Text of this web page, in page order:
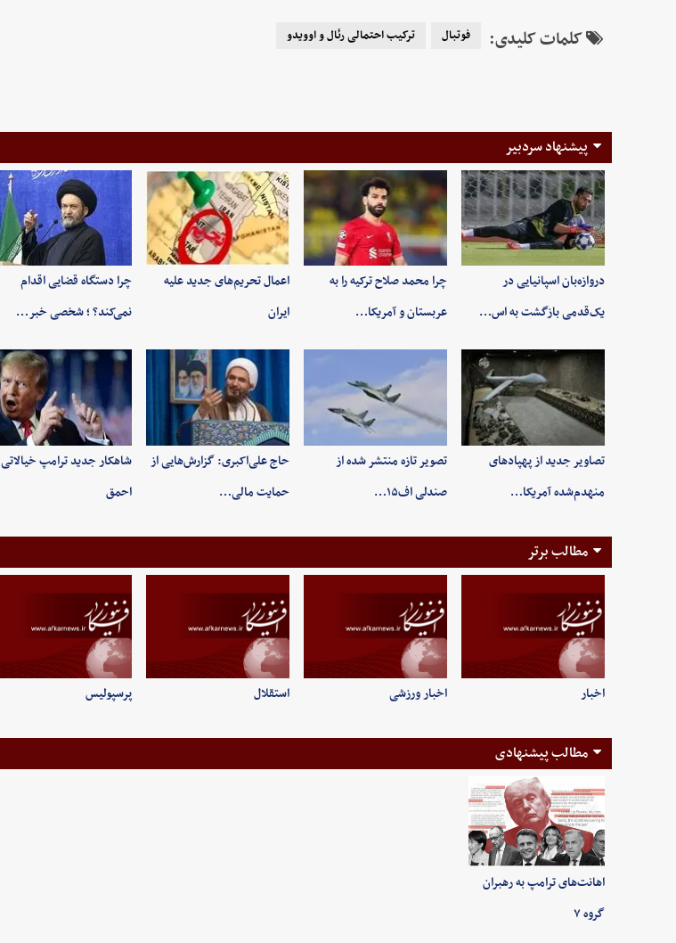
کلمات کلیدی: فوتبال ترکیب احتمالی رئال و اوویدو
پیشنهاد سردبیر
دروازه‌بان اسپانیایی در
یک‌قدمی بازگشت به اس…
چرا محمد صلاح ترکیه را به
عربستان و آمریکا…
اعمال تحریم‌های جدید علیه
ایران
چرا دستگاه قضایی اقدام
نمی‌کند؟ ؛ شخصی خبر…
تصاویر جدید از پهپادهای
منهدم‌شده آمریکا…
تصویر تازه منتشر شده از
صندلی اف۱۵…
حاج علی‌اکبری: گزارش‌هایی از
حمایت مالی…
شاهکار جدید ترامپ خیالاتی
احمق
مطالب برتر
اخبار اخبار ورزشی استقلال پرسپولیس
مطالب پیشنهادی
اهانت‌های ترامپ به رهبران
گروه ۷